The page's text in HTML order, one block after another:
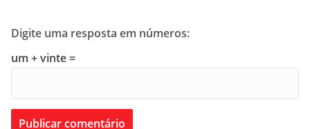
Digite uma resposta em números:
um + vinte =